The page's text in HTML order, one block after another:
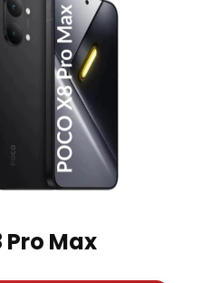
Max